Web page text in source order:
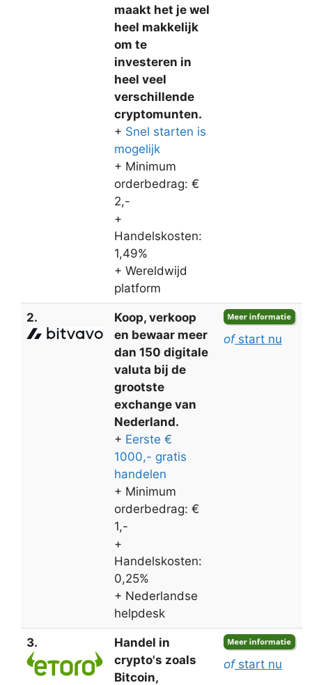
maakt het je wel
heel makkelijk
om te
investeren in
heel veel
verschillende
cryptomunten.
+ Snel starten is
mogelijk
+ Minimum
orderbedrag: €
2,-
+
Handelskosten:
1,49%
+ Wereldwijd
platform
2.
Koop, verkoop
en bewaar meer
dan 150 digitale
valuta bij de
grootste
exchange van
Nederland.
+ Eerste €
1000,- gratis
handelen
+ Minimum
orderbedrag: €
1,-
+
Handelskosten:
0,25%
+ Nederlandse
helpdesk
ofstart nu
3.
Handel in
crypto's zoals
Bitcoin,
ofstart nu